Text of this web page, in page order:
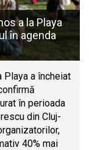
a la Playa
în agenda
Playa a încheiat
în perioada
din Cluj-
40% mai